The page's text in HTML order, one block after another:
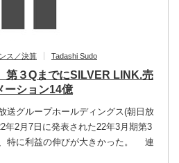
ス／決算 Tadashi Sudo
第３QまでにSILVER LINK.売
ーション14億
送グループホールディングス(朝日放
年2月7日に発表された22年3月期第3
特に利益の伸びが大きかった。 連